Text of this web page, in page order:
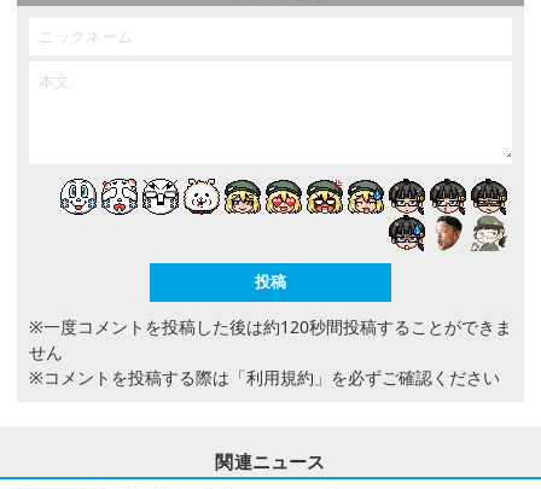
※一度コメントを投稿した後は約120秒間投稿することができま
せん
※コメントを投稿する際は 「利用規約」 を必ずご確認ください
関連ニュース